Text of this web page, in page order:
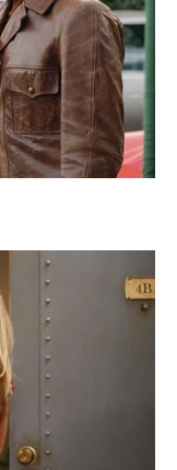
в КНУ в паперовій
надходить в
дата народження,
документі про
і в
просто
про повну
ЗНО просто
і громадянство.
які
і обдзвону
– то
не в Київ, а в